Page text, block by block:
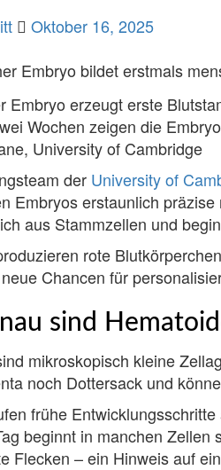
Oktober 16, 2025
Embryo bildet erstmals
Wochen zeigen die
University of Cambridge
der University of
Embryos erstaunlich
aus Stammzellen und
rote
Chancen für
sind
mikroskopisch kleine
noch Dottersack und
frühe
beginnt in manchen
Flecken – ein Hinweis auf